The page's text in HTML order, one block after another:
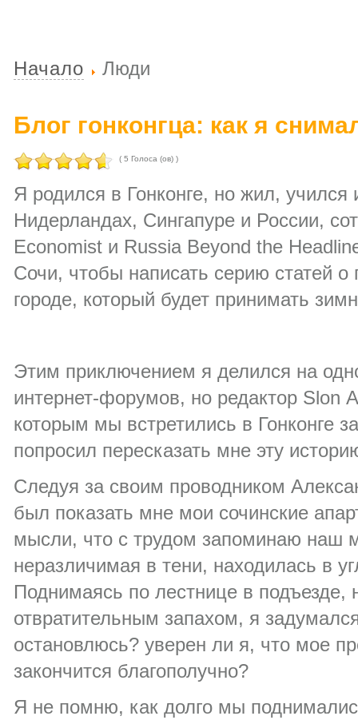
Начало Люди
Блог гонконгца: как я
( 5 Голоса (ов) )
Я родился в Гонконге, но жил, учился
Нидерландах, Сингапуре и России,
Economist и Russia Beyond the
Сочи, чтобы написать серию статей о
городе, который будет принимать
Этим приключением я делился на
интернет-форумов, но редактор Slon
которым мы встретились в Гонконге
попросил пересказать мне эту
Следуя за своим проводником
был показать мне мои сочинские
мысли, что с трудом запоминаю наш
неразличимая в тени, находилась в
Поднимаясь по лестнице в подъезде,
отвратительным запахом, я
остановлюсь? уверен ли я, что мое
закончится благополучно?
Я не помню, как долго мы